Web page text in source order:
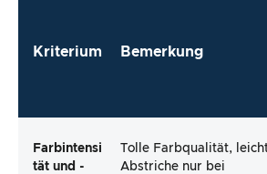
Kriterium Bemerkung
Farbintensi
tät und -
Tolle Farbqualität,
Abstriche nur bei